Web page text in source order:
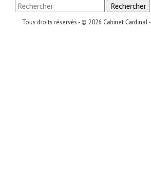
Rechercher
Tous droits réservés - © 2026 Cabinet Cardinal -